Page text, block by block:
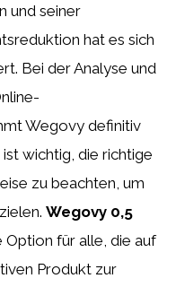
und seiner
hat es sich
Bei der Analyse und
Wegovy definitiv
wichtig, die richtige
zu beachten, um
Wegovy 0,5
für alle, die auf
Produkt zur